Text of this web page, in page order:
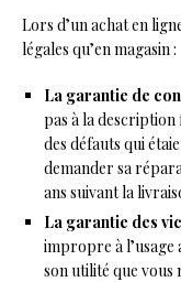
Lors d’un achat en
légales qu’en magasin :
La garantie de
pas à la
des défauts qui
demander sa
ans suivant la
La garantie des
impropre à l’usage
son utilité que vous